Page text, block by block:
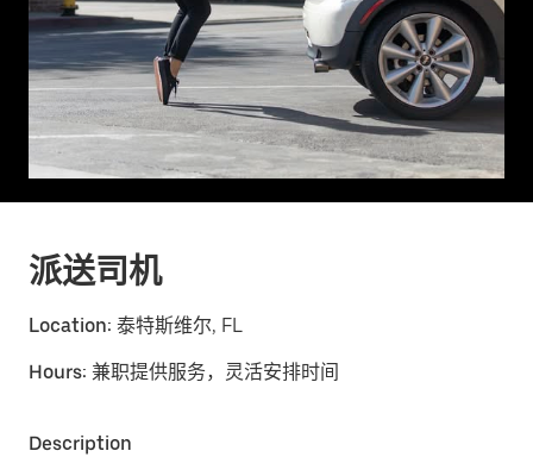
派送司机
Location: 泰特斯维尔, FL
Hours: 兼职提供服务，灵活安排时间
Description